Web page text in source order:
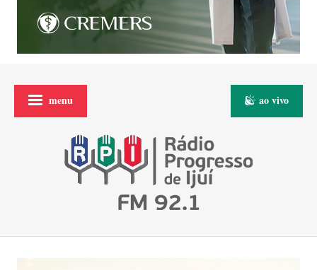
menu ao vivo